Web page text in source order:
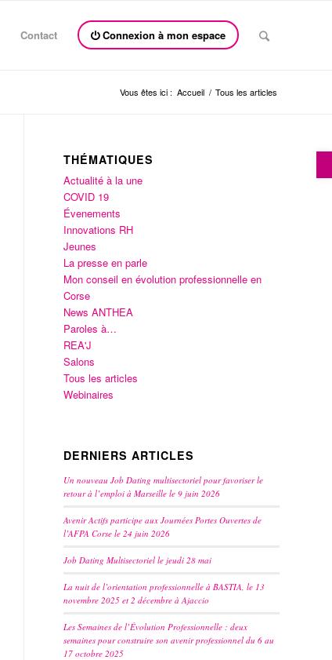
Contact Connexion à mon espace
Vous êtes ici : Accueil / Tous les articles
THÉMATIQUES
Actualité à la une
COVID 19
Évenements
Innovations RH
Jeunes
La presse en parle
Mon conseil en évolution professionnelle en
Corse
News ANTHEA
Paroles à…
REA'J
Salons
Tous les articles
Webinaires
DERNIERS ARTICLES
Un nouveau Job Dating multisectoriel pour favoriser le
retour à l’emploi à Marseille le 9 juin 2026
Avenir Actifs participe aux Journées Portes Ouvertes de
l’AFPA Corse le 24 juin 2026
Job Dating Multisectoriel le jeudi 28 mai
La nuit de l’orientation professionnelle à BASTIA, le 13
novembre 2025 et 2 décembre à Ajaccio
Les Semaines de l’Évolution Professionnelle : deux
semaines pour construire son avenir professionnel du 6 au
17 octobre 2025